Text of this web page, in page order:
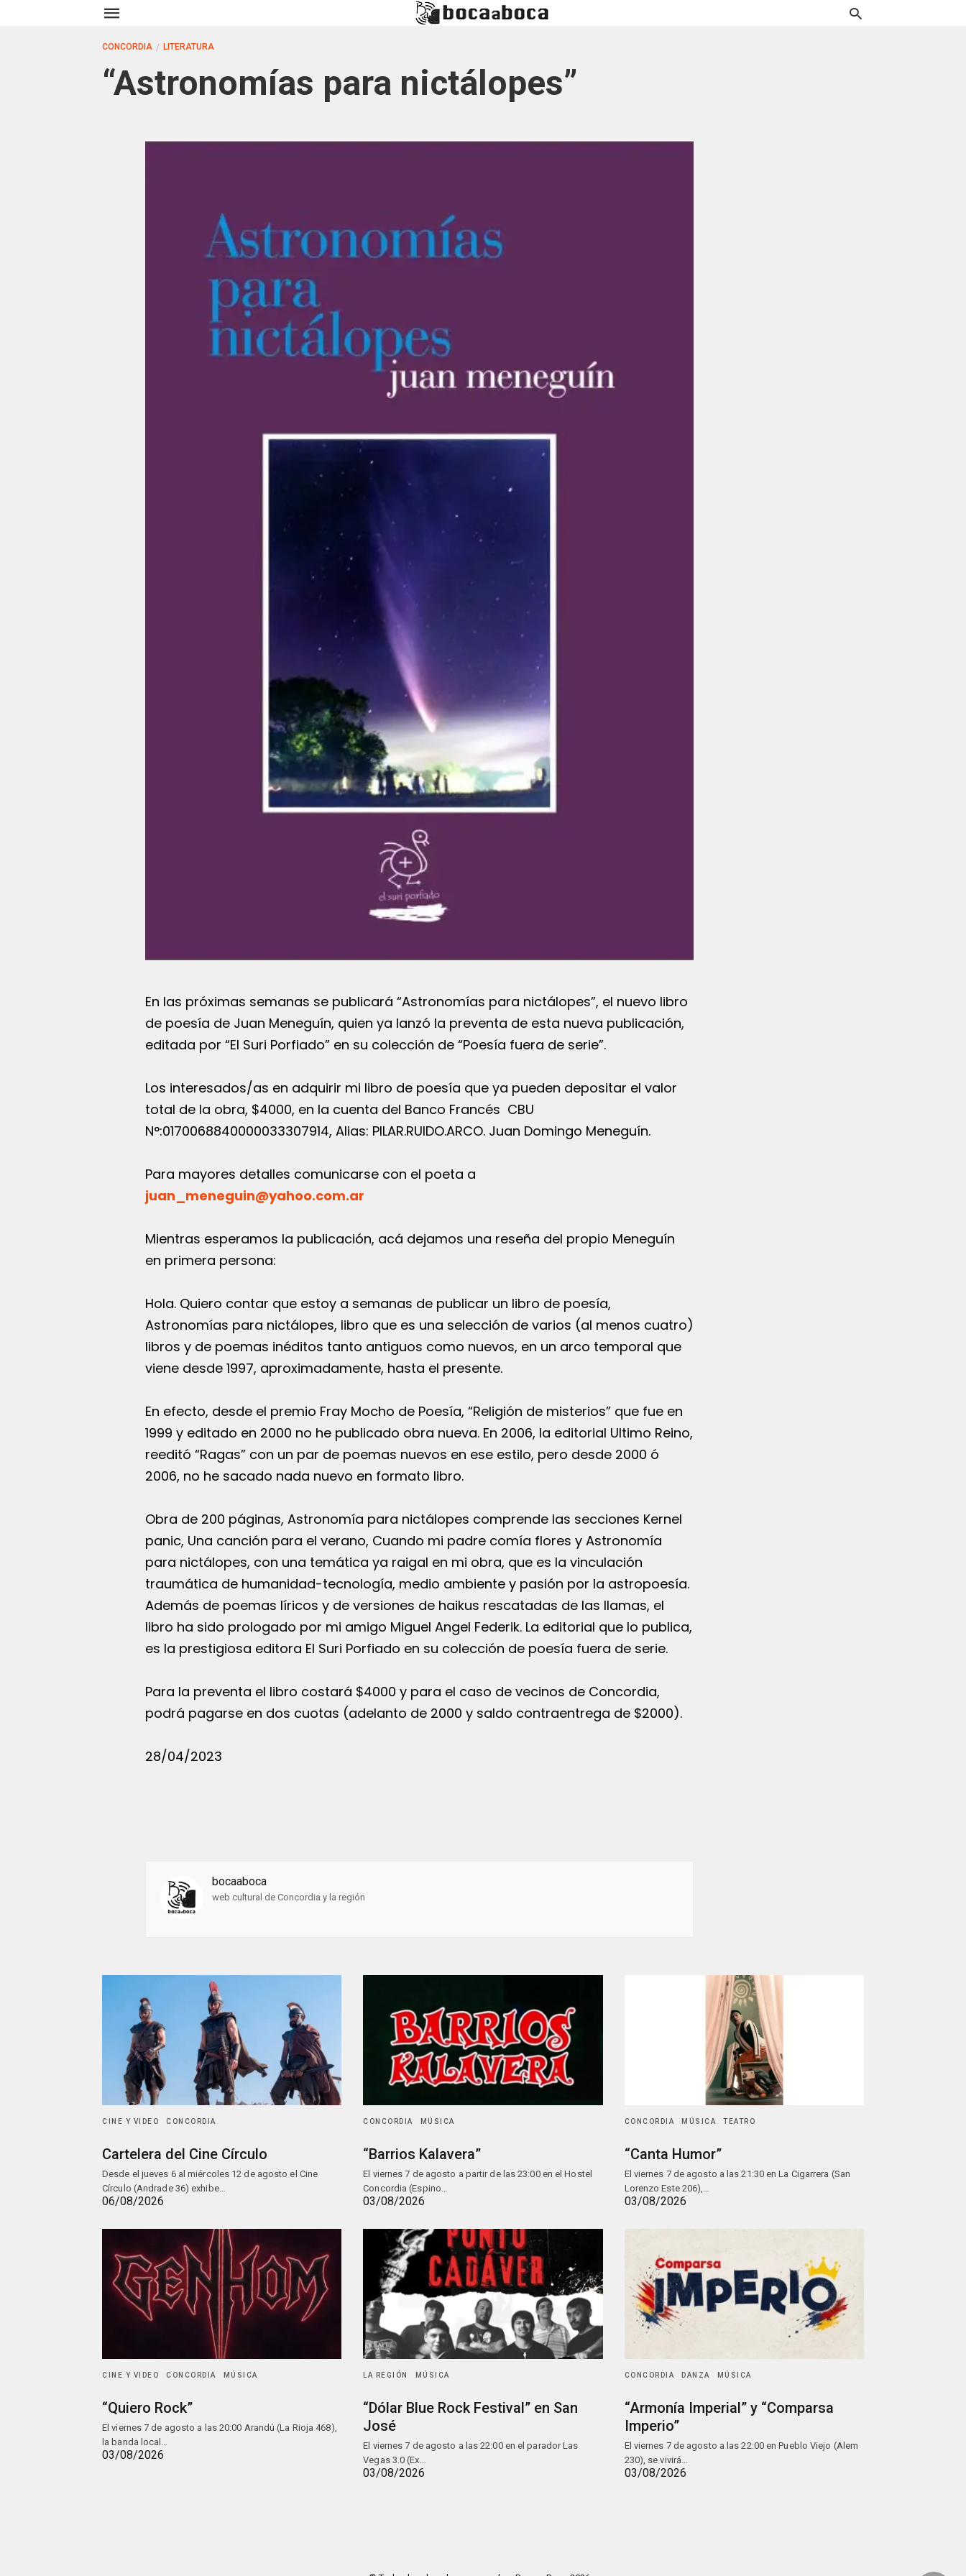
CONCORDIA LITERATURA
“Astronomías para nictálopes”
En las próximas semanas se publicará “Astronomías para nictálopes”, el nuevo libro
de poesía de Juan Meneguín, quien ya lanzó la preventa de esta nueva publicación,
editada por “El Suri Porfiado” en su colección de “Poesía fuera de serie”.
Los interesados/as en adquirir mi libro de poesía que ya pueden depositar el valor
total de la obra, $4000, en la cuenta del Banco Francés CBU
N°:0170068840000033307914, Alias: PILAR.RUIDO.ARCO. Juan Domingo Meneguín.
Para mayores detalles comunicarse con el poeta a
juan_meneguin@yahoo.com.ar
Mientras esperamos la publicación, acá dejamos una reseña del propio Meneguín
en primera persona:
Hola. Quiero contar que estoy a semanas de publicar un libro de poesía,
Astronomías para nictálopes, libro que es una selección de varios (al menos cuatro)
libros y de poemas inéditos tanto antiguos como nuevos, en un arco temporal que
viene desde 1997, aproximadamente, hasta el presente.
En efecto, desde el premio Fray Mocho de Poesía, “Religión de misterios” que fue en
1999 y editado en 2000 no he publicado obra nueva. En 2006, la editorial Ultimo Reino,
reeditó “Ragas” con un par de poemas nuevos en ese estilo, pero desde 2000 ó
2006, no he sacado nada nuevo en formato libro.
Obra de 200 páginas, Astronomía para nictálopes comprende las secciones Kernel
panic, Una canción para el verano, Cuando mi padre comía flores y Astronomía
para nictálopes, con una temática ya raigal en mi obra, que es la vinculación
traumática de humanidad-tecnología, medio ambiente y pasión por la astropoesía.
Además de poemas líricos y de versiones de haikus rescatadas de las llamas, el
libro ha sido prologado por mi amigo Miguel Angel Federik. La editorial que lo publica,
es la prestigiosa editora El Suri Porfiado en su colección de poesía fuera de serie.
Para la preventa el libro costará $4000 y para el caso de vecinos de Concordia,
podrá pagarse en dos cuotas (adelanto de 2000 y saldo contraentrega de $2000).
28/04/2023
bocaaboca
web cultural de Concordia y la región
CINE Y VIDEO CONCORDIA
Cartelera del Cine Círculo
Desde el jueves 6 al miércoles 12 de agosto el Cine
Círculo (Andrade 36) exhibe…
06/08/2026
CONCORDIA MÚSICA
“Barrios Kalavera”
El viernes 7 de agosto a partir de las 23:00 en el Hostel
Concordia (Espino…
03/08/2026
CONCORDIA MÚSICA TEATRO
“Canta Humor”
El viernes 7 de agosto a las 21:30 en La Cigarrera (San
Lorenzo Este 206),…
03/08/2026
CINE Y VIDEO CONCORDIA MÚSICA
“Quiero Rock”
El viernes 7 de agosto a las 20:00 Arandú (La Rioja 468),
la banda local…
03/08/2026
LA REGIÓN MÚSICA
“Dólar Blue Rock Festival” en San
José
El viernes 7 de agosto a las 22:00 en el parador Las
Vegas 3.0 (Ex…
03/08/2026
CONCORDIA DANZA MÚSICA
“Armonía Imperial” y “Comparsa
Imperio”
El viernes 7 de agosto a las 22:00 en Pueblo Viejo (Alem
230), se vivirá…
03/08/2026